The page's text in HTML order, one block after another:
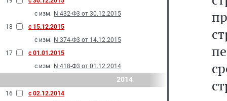
с изм. N 432-Ф3 от 30.12.2015
18
с 15.12.2015
с изм. N 374-Ф3 от 14.12.2015
17
с 01.01.2015
с изм. N 418-Ф3 от 01.12.2014
2014
16
с 02.12.2014